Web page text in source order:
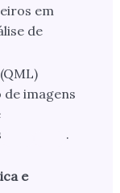
em
de
imagens
.
e